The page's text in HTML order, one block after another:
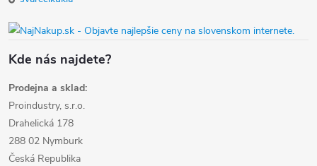
Kde nás najdete?
Prodejna a sklad:
Proindustry, s.r.o.
Drahelická 178
288 02 Nymburk
Česká Republika